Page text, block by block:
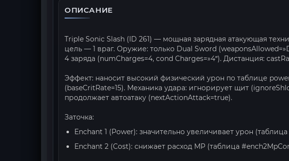
ОПИСАНИЕ
Triple Sonic Slash (ID 261) — мощная зарядная атакующая
цель — 1 враг. Оружие: только Dual Sword
4 заряда (numCharges=4, cond Charges=»4″). Дистанция:
Эффект: наносит высокий физический урон по таблице
(baseCritRate=15). Механика удара: игнорирует щит
продолжает автоатаку (nextActionAttack=true).
Заточка:
Enchant 1 (Power): значительно увеличивает урон
Enchant 2 (Cost): снижает расход MP (таблица